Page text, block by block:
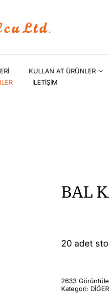
KULLAN AT ÜRÜNLER
İLETİŞİM
BAL
20 adet
2633
Kategori: